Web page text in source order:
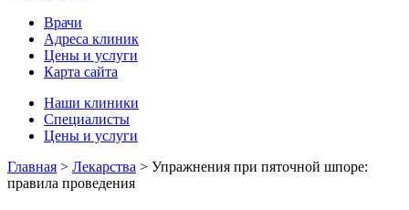
Врачи
Адреса клиник
Цены и услуги
Карта сайта
Наши клиники
Специалисты
Цены и услуги
Главная > Лекарства > Упражнения при пяточной шпоре:
правила проведения